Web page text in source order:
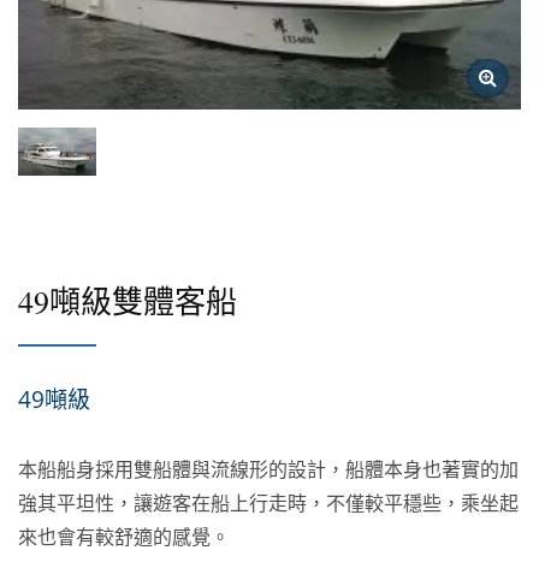
49噸級雙體客船
49噸級
本船船身採用雙船體與流線形的設計，船體本身也著實的加
強其平坦性，讓遊客在船上行走時，不僅較平穩些，乘坐起
來也會有較舒適的感覺。